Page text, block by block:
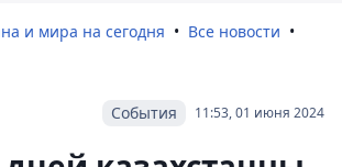
и мира на сегодня
Все новости
11:53, 01 июня 2024
События